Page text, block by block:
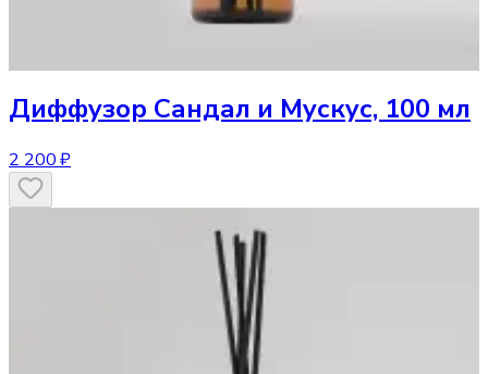
Диффузор Сандал и Мускус, 100 мл
2 200 ₽